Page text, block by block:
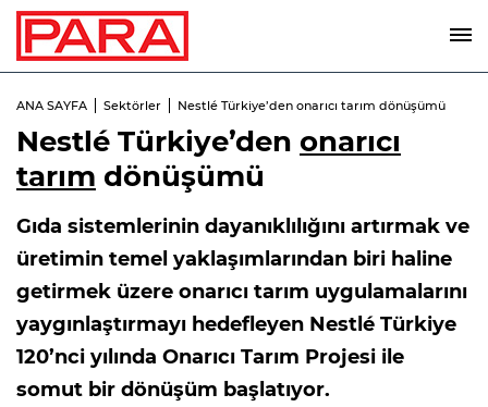
ANA SAYFA Sektörler Nestlé Türkiye’den onarıcı tarım dönüşümü
Nestlé Türkiye’den onarıcı
tarım dönüşümü
Gıda sistemlerinin dayanıklılığını artırmak ve
üretimin temel yaklaşımlarından biri haline
getirmek üzere onarıcı tarım uygulamalarını
yaygınlaştırmayı hedefleyen Nestlé Türkiye
120’nci yılında Onarıcı Tarım Projesi ile
somut bir dönüşüm başlatıyor.